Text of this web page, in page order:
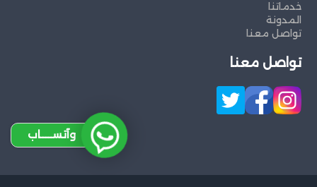
خدماتنا
المدونة
تواصل معنا
تواصل معنا
وآتســــاب